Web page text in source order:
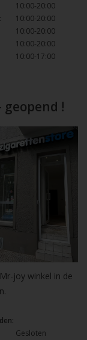
10:00-20:00
10:00-20:00
10:00-20:00
10:00-20:00
10:00-17:00
geopend !
joy winkel in de
Gesloten